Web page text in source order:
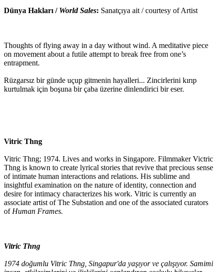
Dünya Hakları / World Sales: Sanatçıya ait / courtesy of Artist
Thoughts of flying away in a day without wind. A meditative piece
on movement about a futile attempt to break free from one’s
entrapment.
Rüzgarsız bir günde uçup gitmenin hayalleri... Zincirlerini kırıp
kurtulmak için boşuna bir çaba üzerine dinlendirici bir eser.
Vitric Thng
Vitric Thng; 1974. Lives and works in Singapore. Filmmaker Victric
Thng is known to create lyrical stories that revive that precious sense
of intimate human interactions and relations. His sublime and
insightful examination on the nature of identity, connection and
desire for intimacy characterizes his work. Vitric is currently an
associate artist of The Substation and one of the associated curators
of Human Frames.
Vitric Thng
1974 doğumlu Vitric Thng, Singapur'da yaşıyor ve çalışıyor. Samimi